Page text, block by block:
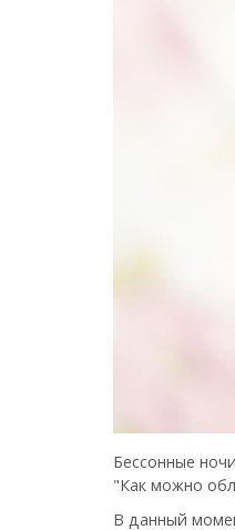
Бессонные
"Как можно
В данный